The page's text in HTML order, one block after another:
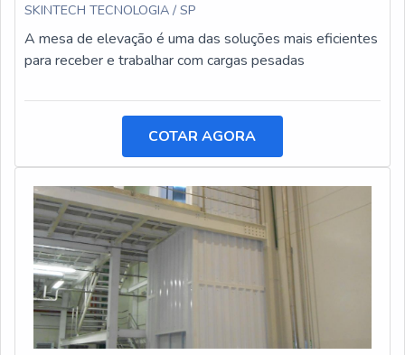
SKINTECH TECNOLOGIA / SP
A mesa de elevação é uma das soluções mais eficientes
para receber e trabalhar com cargas pesadas
COTAR AGORA